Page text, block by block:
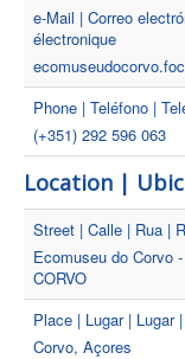
e-Mail | Correo
électronique
Phone | Teléfono |
(+351) 292 596 063
Location |
Street | Calle | Rua |
Ecomuseu do Corvo
CORVO
Place | Lugar | Lugar
Corvo, Açores